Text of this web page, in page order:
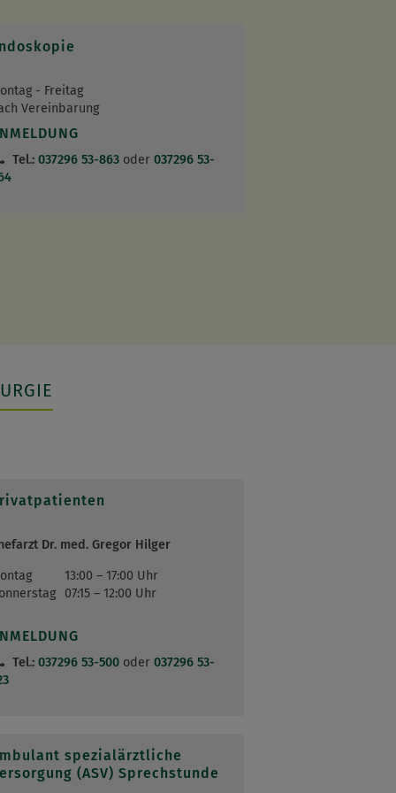
- Freitag
Vereinbarung
Tel.:037296 53-863 oder037296 53-
Dr. med. Gregor Hilger
13:00 – 17:00 Uhr
07:15 – 12:00 Uhr
Tel.:037296 53-500 oder037296 53-
spezialärztliche
(ASV) Sprechstunde